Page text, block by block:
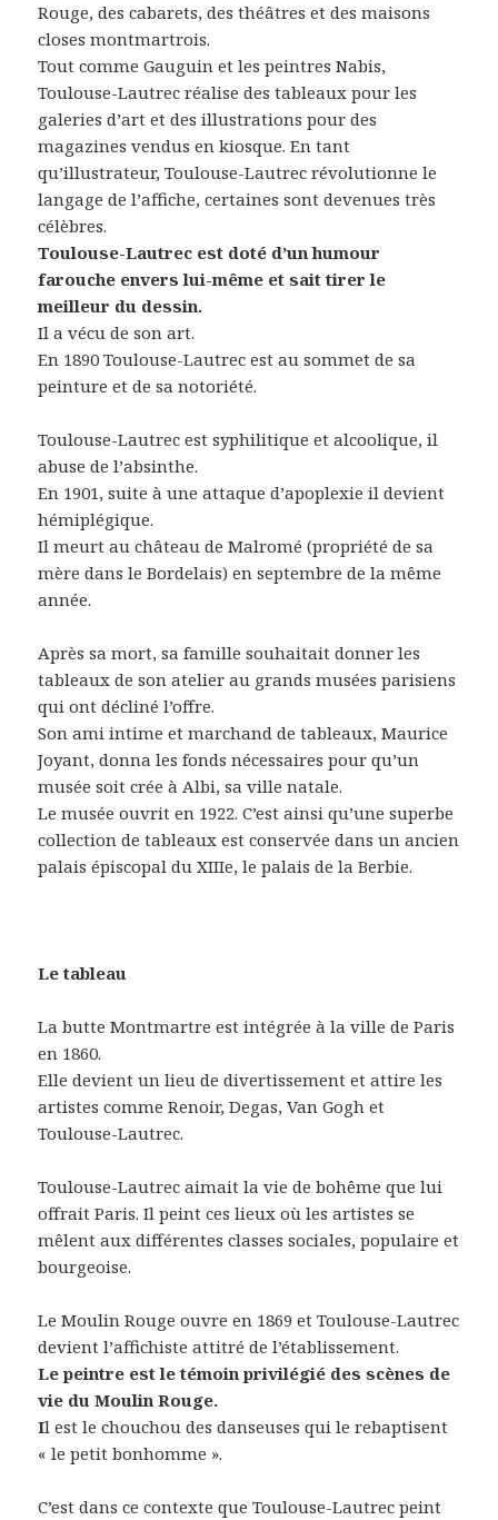
Rouge, des cabarets, des théâtres et des maisons
closes montmartrois.
Tout comme Gauguin et les peintres Nabis,
Toulouse-Lautrec réalise des tableaux pour les
galeries d’art et des illustrations pour des
magazines vendus en kiosque. En tant
qu’illustrateur, Toulouse-Lautrec révolutionne le
langage de l’affiche, certaines sont devenues très
célèbres.
Toulouse-Lautrec est doté d’un humour
farouche envers lui-même et sait tirer le
meilleur du dessin.
Il a vécu de son art.
En 1890 Toulouse-Lautrec est au sommet de sa
peinture et de sa notoriété.
Toulouse-Lautrec est syphilitique et alcoolique, il
abuse de l’absinthe.
En 1901, suite à une attaque d’apoplexie il devient
hémiplégique.
Il meurt au château de Malromé (propriété de sa
mère dans le Bordelais) en septembre de la même
année.
Après sa mort, sa famille souhaitait donner les
tableaux de son atelier au grands musées parisiens
qui ont décliné l’offre.
Son ami intime et marchand de tableaux, Maurice
Joyant, donna les fonds nécessaires pour qu’un
musée soit crée à Albi, sa ville natale.
Le musée ouvrit en 1922. C’est ainsi qu’une superbe
collection de tableaux est conservée dans un ancien
palais épiscopal du XIIIe, le palais de la Berbie.
Le tableau
La butte Montmartre est intégrée à la ville de Paris
en 1860.
Elle devient un lieu de divertissement et attire les
artistes comme Renoir, Degas, Van Gogh et
Toulouse-Lautrec.
Toulouse-Lautrec aimait la vie de bohême que lui
offrait Paris. Il peint ces lieux où les artistes se
mêlent aux différentes classes sociales, populaire et
bourgeoise.
Le Moulin Rouge ouvre en 1869 et Toulouse-Lautrec
devient l’affichiste attitré de l’établissement.
Le peintre est le témoin privilégié des scènes de
vie du Moulin Rouge.
Il est le chouchou des danseuses qui le rebaptisent
« le petit bonhomme ».
C’est dans ce contexte que Toulouse-Lautrec peint